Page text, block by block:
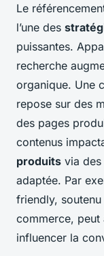
Le
l’une des
puissantes.
recherche
organique. Une
repose sur des
des pages
contenus
produits via des
adaptée. Par
friendly,
commerce, peut
influencer la